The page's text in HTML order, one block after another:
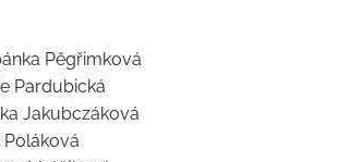
Pěgřimková
Pardubická